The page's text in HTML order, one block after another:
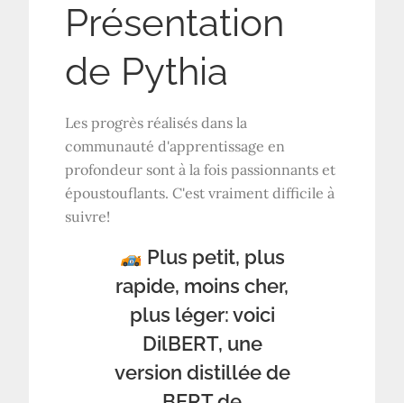
Présentation
de Pythia
Les progrès réalisés dans la
communauté d'apprentissage en
profondeur sont à la fois passionnants et
époustouflants. C'est vraiment difficile à
suivre!
Plus petit, plus
rapide, moins cher,
plus léger: voici
DilBERT, une
version distillée de